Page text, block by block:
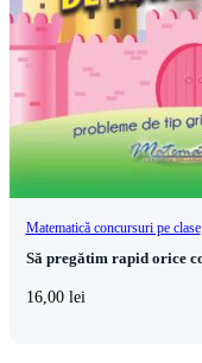
Matematică concursuri pe clase
Să pregătim rapid orice
16,00 lei